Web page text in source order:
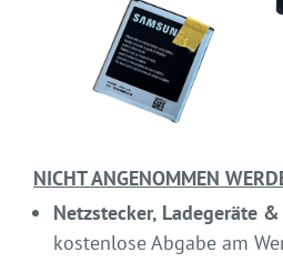
NICHT ANGENOMMEN
Netzstecker, Ladegeräte
kostenlose Abgabe am